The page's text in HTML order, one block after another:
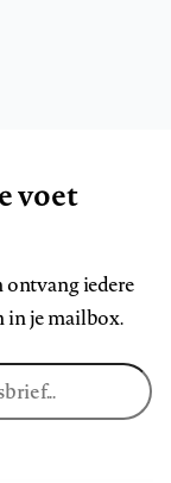
voet
iedere
in je mailbox.